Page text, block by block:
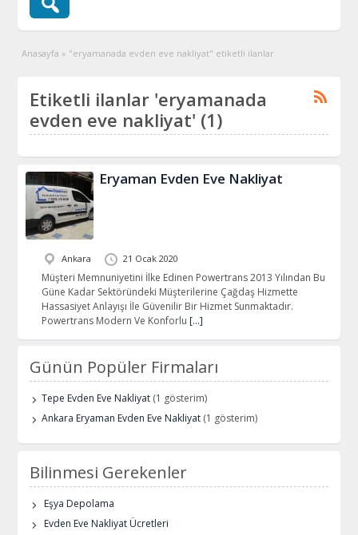
Anasayfa » "eryamanada evden eve nakliyat" etiketli ilanlar
Etiketli ilanlar 'eryamanada
evden eve nakliyat' (1)
Eryaman Evden Eve Nakliyat
Ankara 21 Ocak 2020
Müşteri Memnuniyetini İlke Edinen Powertrans 2013 Yılından Bu
Güne Kadar Sektöründeki Müşterilerine Çağdaş Hizmette
Hassasiyet Anlayışı İle Güvenilir Bir Hizmet Sunmaktadır.
Powertrans Modern Ve Konforlu […]
Günün Popüler Firmaları
Tepe Evden Eve Nakliyat (1 gösterim)
Ankara Eryaman Evden Eve Nakliyat (1 gösterim)
Bilinmesi Gerekenler
Eşya Depolama
Evden Eve Nakliyat Ücretleri